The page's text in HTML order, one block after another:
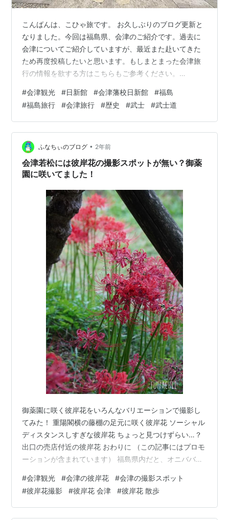
こんばんは、こひゃ旅です。 お久しぶりのブログ更新と
なりました。今回は福島県、会津のご紹介です。過去に
会津についてご紹介していますが、最近また赴いてきた
ため再度投稿したいと思います。もしまとまった会津旅
行の情報を欲する方はこちらもご参考ください。
いうと様々な日本の歴史に触れることができる機会を持
っています。その中でも今回着目するのは会津藩校日新
館です。日新館は江戸時代の会津藩・藩校として1803年
に開かれ、白虎隊や会津藩士の教育が行われた場所で
す。 本来は鶴ヶ城(会津若松城)の西側にあったのですが
戦火により消失、そのた…
#会津観光 #日新館 #会津藩校日新館 #福島
#福島旅行 #会津旅行 #歴史 #武士 #武士道
ふなちぃのブログ • 2年前
会津若松には彼岸花の撮影スポットが無い？御薬
園に咲いてました！
御薬園に咲く彼岸花をいろんなバリエーションで撮影し
てみた！ 重陽閣横の藤棚の足元に咲く彼岸花 ソーシャル
ディスタンスしすぎな彼岸花 ちょっと見つけずらい…？
出口の売店付近の彼岸花 おわりに （この記事にはプロモ
ーションが含まれています） 福島県内だと、オニババで
て有名ですが、会津若松に彼岸花の撮影スポットは無い
のでしょうか？ 『庭じゃない彼岸花を撮りたい！』と、
ちょっとでも無いか探してみたところ、観光名所の御薬
#会津観光 #会津の彼岸花 #会津の撮影スポット
#彼岸花撮影 #彼岸花 会津 #彼岸花 散歩